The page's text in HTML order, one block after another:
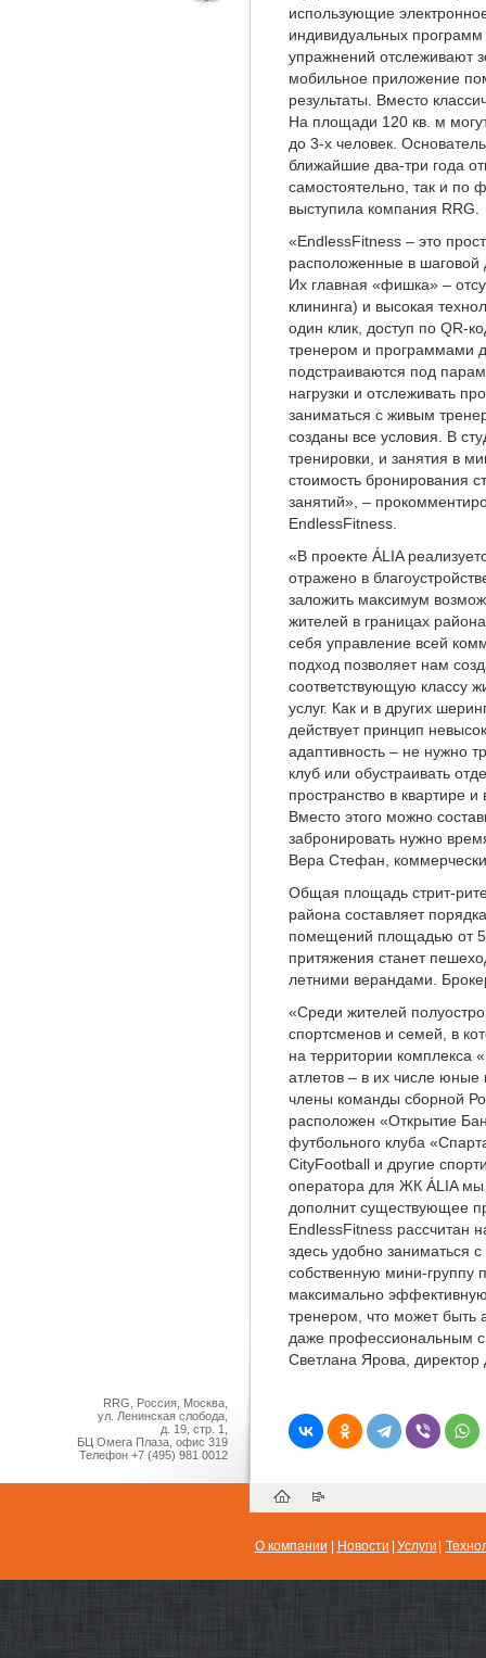
использующие
индивидуальных
упражнений отслеживают
мобильное приложение
результаты. Вместо
На площади 120 кв. м
до 3-х человек.
ближайшие два-три года
самостоятельно, так и по
выступила компания RRG.
«EndlessFitness – это
расположенные в шаговой
Их главная «фишка» –
клининга) и высокая
один клик, доступ по QR-
тренером и программами
подстраиваются под
нагрузки и отслеживать
заниматься с живым
созданы все условия. В
тренировки, и занятия в
стоимость бронирования
занятий», –
EndlessFitness.
«В проекте ÁLIA
отражено в
заложить максимум
жителей в границах
себя управление всей
подход позволяет нам
соответствующую классу
услуг. Как и в других
действует принцип
адаптивность – не нужно
клуб или обустраивать
пространство в квартире
Вместо этого можно
забронировать нужно
Вера Стефан,
Общая площадь стрит-
района составляет
помещений площадью от
притяжения станет
летними верандами.
«Среди жителей
спортсменов и семей, в
на территории комплекса
атлетов – в их числе юные
члены команды сборной
расположен «Открытие
футбольного клуба
CityFootball и другие
оператора для ЖК ÁLIA мы
дополнит существующее
EndlessFitness рассчитан
здесь удобно заниматься
собственную мини-группу
максимально
тренером, что может быть
даже профессиональным
Светлана Ярова,
RRG, Россия, Москва,
ул. Ленинская слобода,
д. 19, стр. 1,
БЦ Омега Плаза, офис 319
Телефон +7 (495) 981 0012
О компании Новости Услуги